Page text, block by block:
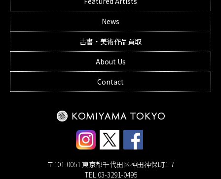
News
古書・美術作品買取
About Us
Contact
〒101-0051 東京都千代田区神田神保町1-7
TEL:03-3291-0495